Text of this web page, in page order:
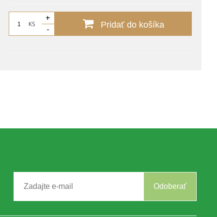
KS
+
-
Pridať do košíka
Odoberať